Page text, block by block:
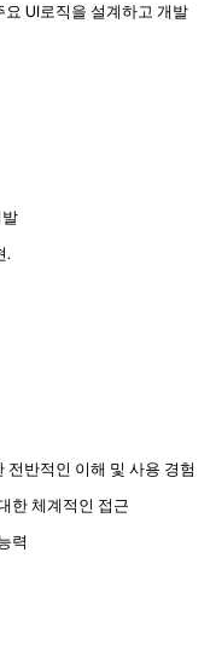
UI로직을 설계하고 개발
.
반적인 이해 및 사용 경험
한 체계적인 접근
력